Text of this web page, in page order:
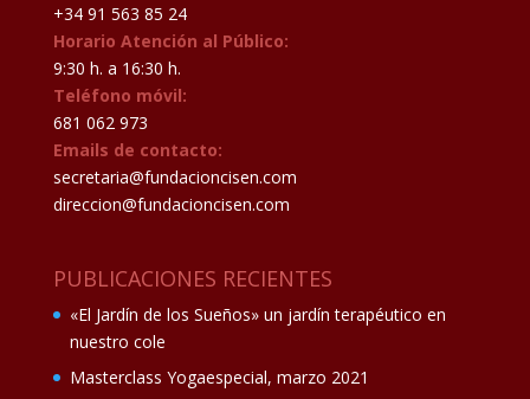
+34 91 563 85 24
Horario Atención al Público:
9:30 h. a 16:30 h.
Teléfono móvil:
681 062 973
Emails de contacto:
secretaria@fundacioncisen.com
direccion@fundacioncisen.com
PUBLICACIONES RECIENTES
«El Jardín de los Sueños» un jardín terapéutico en
nuestro cole
Masterclass Yogaespecial, marzo 2021